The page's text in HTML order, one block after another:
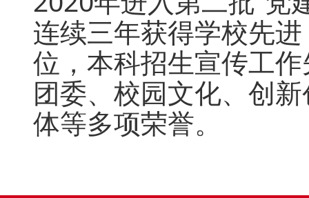
连续三年获得学校先
位，本科招生宣传工
团委、校园文化、创
体等多项荣誉。